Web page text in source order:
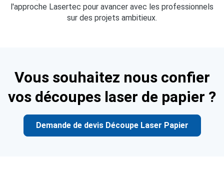
l'approche Lasertec pour avancer avec les professionnels
sur des projets ambitieux.
Vous souhaitez nous confier
vos découpes laser de papier ?
Demande de devis Découpe Laser Papier